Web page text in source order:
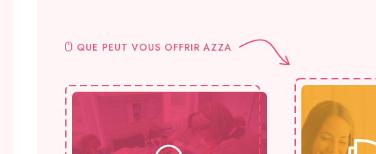
QUE PEUT VOUS OFFRIR AZZA